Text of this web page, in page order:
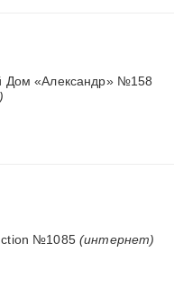
Дом «Александр» №158
№1085 (интернет)